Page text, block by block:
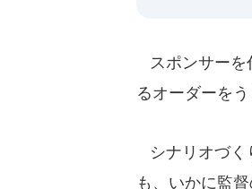
スポンサーを
るオーダーを
シナリオづく
も、いかに監